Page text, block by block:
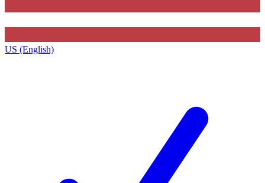
US (English)